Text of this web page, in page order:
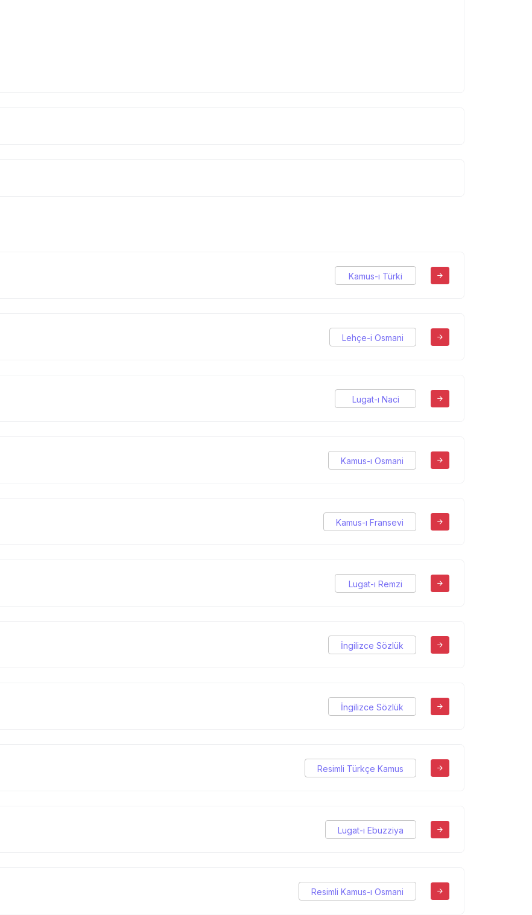
Kamus-ı Türki
Lehçe-i Osmani
Lugat-ı Naci
Kamus-ı Osmani
Kamus-ı Fransevi
Lugat-ı Remzi
İngilizce Sözlük
İngilizce Sözlük
Resimli Türkçe Kamus
Lugat-ı Ebuzziya
Resimli Kamus-ı Osmani